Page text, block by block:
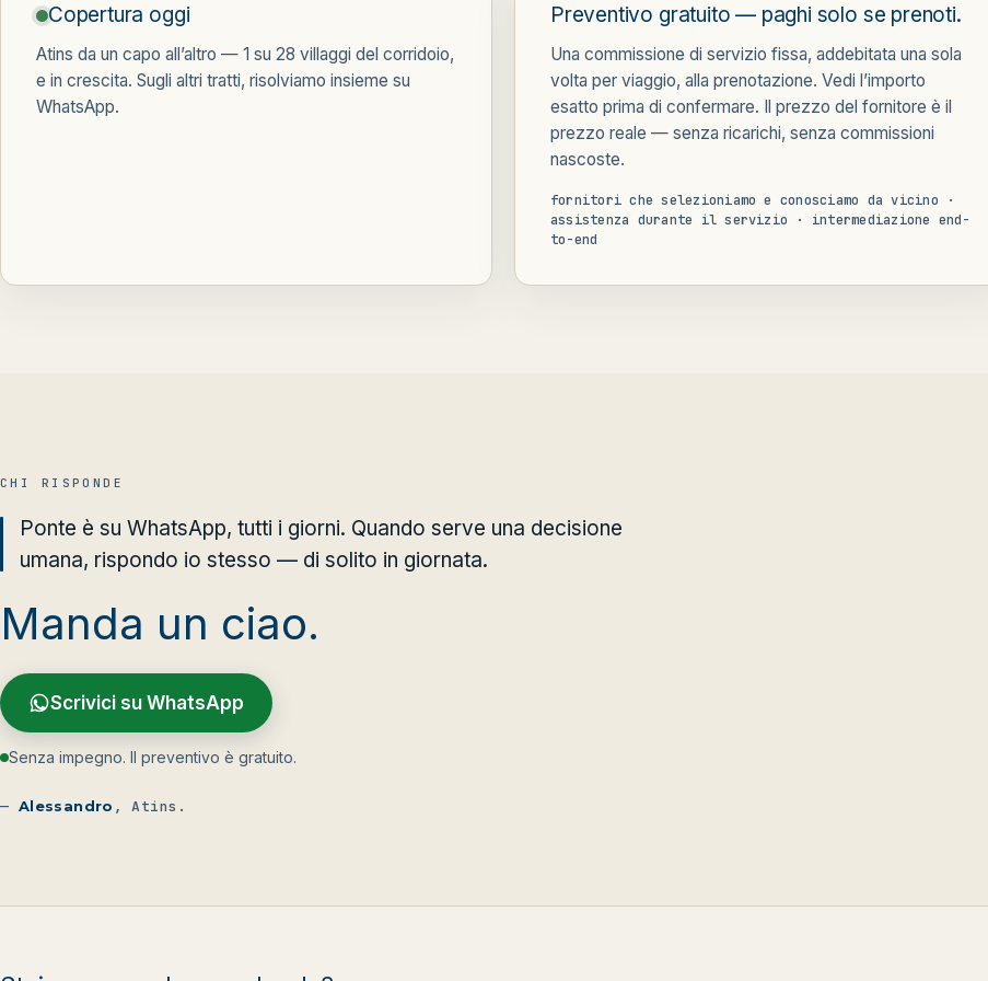
Copertura oggi
Atins da un capo all’altro — 1 su 28 villaggi del corridoio,
e in crescita. Sugli altri tratti, risolviamo insieme su
WhatsApp.
Preventivo gratuito — paghi solo se prenoti.
Una commissione di servizio fissa, addebitata una sola
volta per viaggio, alla prenotazione. Vedi l’importo
esatto prima di confermare. Il prezzo del fornitore è il
prezzo reale — senza ricarichi, senza commissioni
nascoste.
fornitori che selezioniamo e conosciamo da vicino ·
assistenza durante il servizio · intermediazione end-
to-end
CHI RISPONDE
Ponte è su WhatsApp, tutti i giorni. Quando serve una decisione
umana, rispondo io stesso — di solito in giornata.
Manda un ciao.
Scrivici su WhatsApp
Senza impegno. Il preventivo è gratuito.
— Alessandro , Atins.